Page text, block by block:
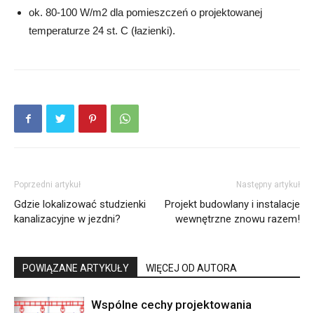
ok. 80-100 W/m2 dla pomieszczeń o projektowanej
temperaturze 24 st. C (łazienki).
Poprzedni artykuł
Gdzie lokalizować studzienki
kanalizacyjne w jezdni?
Następny artykuł
Projekt budowlany i instalacje
wewnętrzne znowu razem!
POWIĄZANE ARTYKUŁY WIĘCEJ OD AUTORA
Wspólne cechy projektowania